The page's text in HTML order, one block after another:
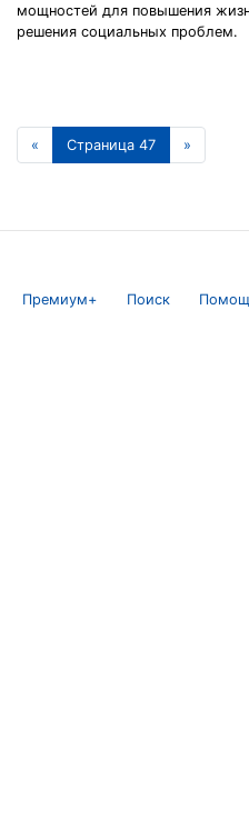
мощностей для повышения
решения социальных проблем.
« Страница 47 »
Премиум+ Поиск